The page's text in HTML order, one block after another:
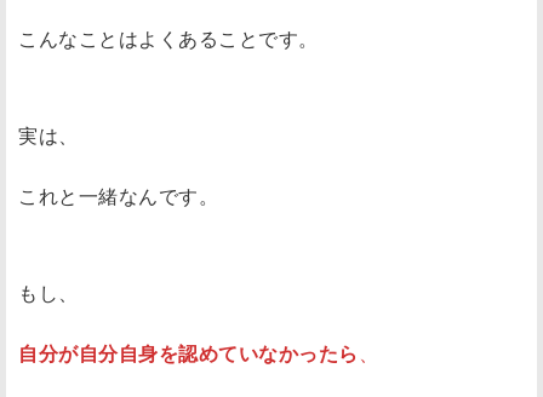
こんなことはよくあることです。
実は、
これと一緒なんです。
もし、
自分が自分自身を認めていなかったら 、